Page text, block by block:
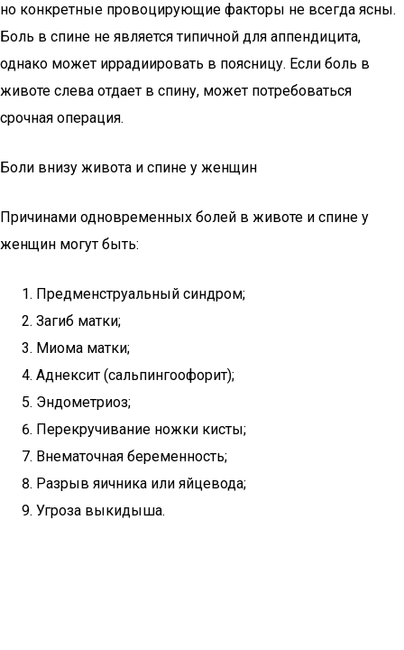
но конкретные провоцирующие факторы не всегда ясны.
Боль в спине не является типичной для аппендицита,
однако может иррадиировать в поясницу. Если боль в
животе слева отдает в спину, может потребоваться
срочная операция.
Боли внизу живота и спине у женщин
Причинами одновременных болей в животе и спине у
женщин могут быть:
Предменструальный синдром;
Загиб матки;
Миома матки;
Аднексит (сальпингоофорит);
Эндометриоз;
Перекручивание ножки кисты;
Внематочная беременность;
Разрыв яичника или яйцевода;
Угроза выкидыша.